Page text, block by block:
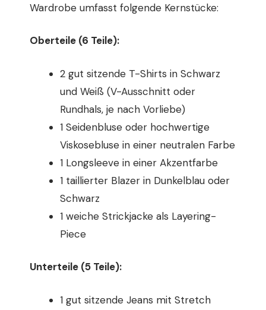
Wardrobe umfasst folgende Kernstücke:
Oberteile (6 Teile):
2 gut sitzende T-Shirts in Schwarz
und Weiß (V-Ausschnitt oder
Rundhals, je nach Vorliebe)
1 Seidenbluse oder hochwertige
Viskosebluse in einer neutralen Farbe
1 Longsleeve in einer Akzentfarbe
1 taillierter Blazer in Dunkelblau oder
Schwarz
1 weiche Strickjacke als Layering-
Piece
Unterteile (5 Teile):
1 gut sitzende Jeans mit Stretch